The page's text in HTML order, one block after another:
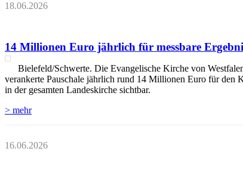
18.06.2026
14 Millionen Euro jährlich für messbare
Bielefeld/Schwerte. Die Evangelische Kirche von
verankerte Pauschale jährlich rund 14 Millionen Euro für den
in der gesamten Landeskirche sichtbar.
> mehr
16.06.2026